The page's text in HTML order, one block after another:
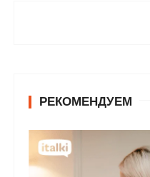
РЕКОМЕНДУЕМ